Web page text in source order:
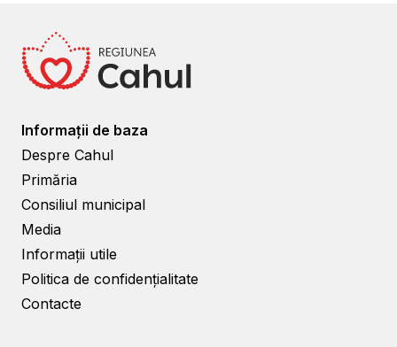
Informații de baza
Despre Cahul
Primăria
Consiliul municipal
Media
Informații utile
Politica de confidențialitate
Contacte